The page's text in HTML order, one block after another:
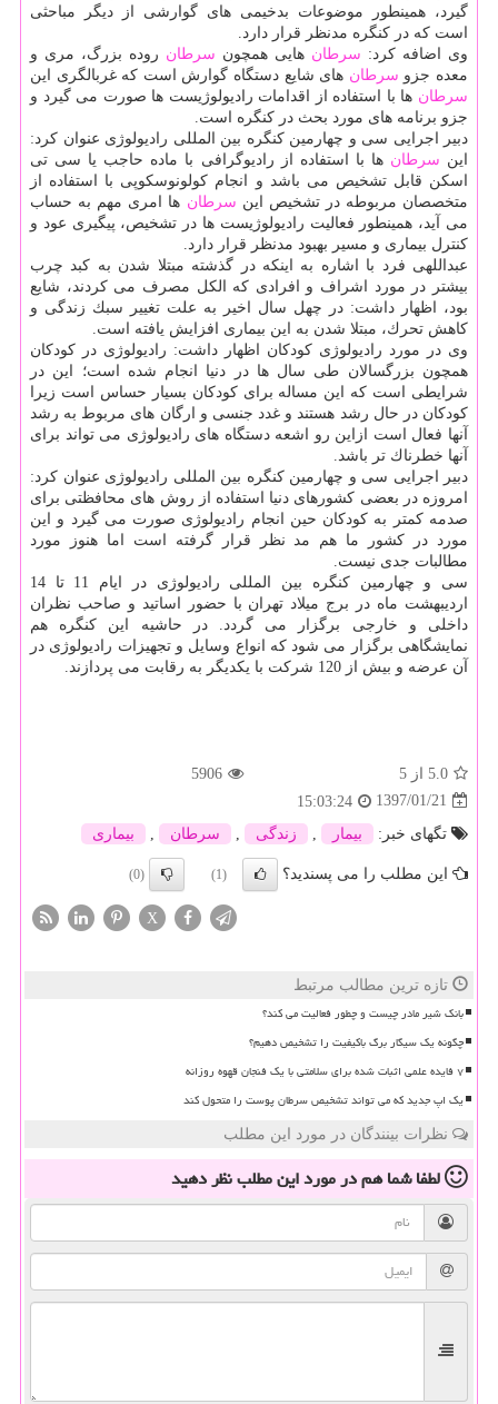
گیرد، همینطور موضوعات بدخیمی های گوارشی از دیگر مباحثی
است كه در كنگره مدنظر قرار دارد.
وی اضافه كرد: سرطان هایی همچون سرطان روده بزرگ، مری و
معده جزو سرطان های شایع دستگاه گوارش است كه غربالگری این
سرطان ها با استفاده از اقدامات رادیولوژیست ها صورت می گیرد و
جزو برنامه های مورد بحث در كنگره است.
دبیر اجرایی سی و چهارمین كنگره بین المللی رادیولوژی عنوان كرد:
این سرطان ها با استفاده از رادیوگرافی با ماده حاجب یا سی تی
اسكن قابل تشخیص می باشد و انجام كولونوسكوپی با استفاده از
متخصصان مربوطه در تشخیص این سرطان ها امری مهم به حساب
می آید، همینطور فعالیت رادیولوژیست ها در تشخیص، پیگیری عود و
كنترل بیماری و مسیر بهبود مدنظر قرار دارد.
عبداللهی فرد با اشاره به اینكه در گذشته مبتلا شدن به كبد چرب
بیشتر در مورد اشراف و افرادی كه الكل مصرف می كردند، شایع
بود، اظهار داشت: در چهل سال اخیر به علت تغییر سبك زندگی و
كاهش تحرك، مبتلا شدن به این بیماری افزایش یافته است.
وی در مورد رادیولوژی كودكان اظهار داشت: رادیولوژی در كودكان
همچون بزرگسالان طی سال ها در دنیا انجام شده است؛ این در
شرایطی است كه این مساله برای كودكان بسیار حساس است زیرا
كودكان در حال رشد هستند و غدد جنسی و ارگان های مربوط به رشد
آنها فعال است ازاین رو اشعه دستگاه های رادیولوژی می تواند برای
آنها خطرناك تر باشد.
دبیر اجرایی سی و چهارمین كنگره بین المللی رادیولوژی عنوان كرد:
امروزه در بعضی كشورهای دنیا استفاده از روش های محافظتی برای
صدمه كمتر به كودكان حین انجام رادیولوژی صورت می گیرد و این
مورد در كشور ما هم مد نظر قرار گرفته است اما هنوز مورد
مطالبات جدی نیست.
سی و چهارمین كنگره بین المللی رادیولوژی در ایام 11 تا 14
اردیبهشت ماه در برج میلاد تهران با حضور اساتید و صاحب نظران
داخلی و خارجی برگزار می گردد. در حاشیه این كنگره هم
نمایشگاهی برگزار می شود كه انواع وسایل و تجهیزات رادیولوژی در
آن عرضه و بیش از 120 شركت با یكدیگر به رقابت می پردازند.
5.0 از 5
5906
1397/01/21
15:03:24
تگهای خبر:
بیمار زندگی سرطان بیماری
این مطلب را می پسندید؟ (1)
(0)
X
تازه ترین مطالب مرتبط
بانک شیر مادر چیست و چطور فعالیت می کند؟
چگونه یک سیگار برگ باکیفیت را تشخیص دهیم؟
۷ فایده علمی اثبات شده برای سلامتی با یک فنجان قهوه روزانه
یک اپ جدید که می تواند تشخیص سرطان پوست را متحول کند
نظرات بینندگان در مورد این مطلب
لطفا شما همدر مورد این مطلبنظر دهید